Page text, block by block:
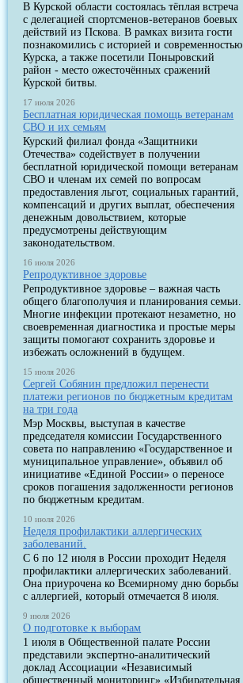
В Курской области состоялась тёплая встреча
с делегацией спортсменов-ветеранов боевых
действий из Пскова. В рамках визита гости
познакомились с историей и современностью
Курска, а также посетили Поныровский
район - место ожесточённых сражений
Курской битвы.
17 июля 2026
Бесплатная юридическая помощь ветеранам
СВО и их семьям
Курский филиал фонда «Защитники
Отечества» содействует в получении
бесплатной юридической помощи ветеранам
СВО и членам их семей по вопросам
предоставления льгот, социальных гарантий,
компенсаций и других выплат, обеспечения
денежным довольствием, которые
предусмотрены действующим
законодательством.
16 июля 2026
Репродуктивное здоровье
Репродуктивное здоровье – важная часть
общего благополучия и планирования семьи.
Многие инфекции протекают незаметно, но
своевременная диагностика и простые меры
защиты помогают сохранить здоровье и
избежать осложнений в будущем.
15 июля 2026
Сергей Собянин предложил перенести
платежи регионов по бюджетным кредитам
на три года
Мэр Москвы, выступая в качестве
председателя комиссии Государственного
совета по направлению «Государственное и
муниципальное управление», объявил об
инициативе «Единой России» о переносе
сроков погашения задолженности регионов
по бюджетным кредитам.
10 июля 2026
Неделя профилактики аллергических
заболеваний.
С 6 по 12 июля в России проходит Неделя
профилактики аллергических заболеваний.
Она приурочена ко Всемирному дню борьбы
с аллергией, который отмечается 8 июля.
9 июля 2026
О подготовке к выборам
1 июля в Общественной палате России
представили экспертно-аналитический
доклад Ассоциации «Независимый
общественный мониторинг» «Избирательная